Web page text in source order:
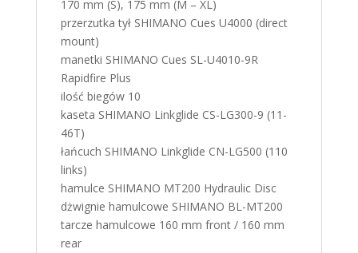
170 mm (S), 175 mm (M – XL)
przerzutka tył SHIMANO Cues U4000 (direct
mount)
manetki SHIMANO Cues SL-U4010-9R
Rapidfire Plus
ilość biegów 10
kaseta SHIMANO Linkglide CS-LG300-9 (11-
46T)
łańcuch SHIMANO Linkglide CN-LG500 (110
links)
hamulce SHIMANO MT200 Hydraulic Disc
dżwignie hamulcowe SHIMANO BL-MT200
tarcze hamulcowe 160 mm front / 160 mm
rear